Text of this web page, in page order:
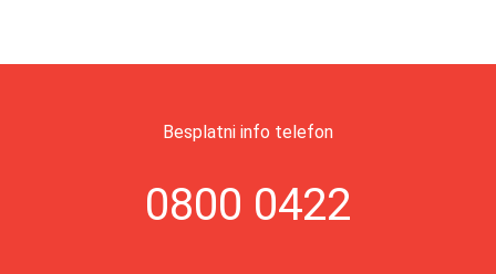
Besplatni info telefon
0800 0422